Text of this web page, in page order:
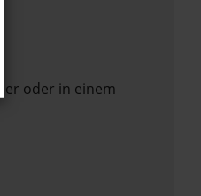
oder in einem